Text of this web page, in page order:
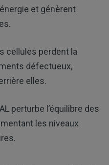
et génèrent
cellules perdent la
défectueux,
elles.
perturbe l’équilibre des
les niveaux